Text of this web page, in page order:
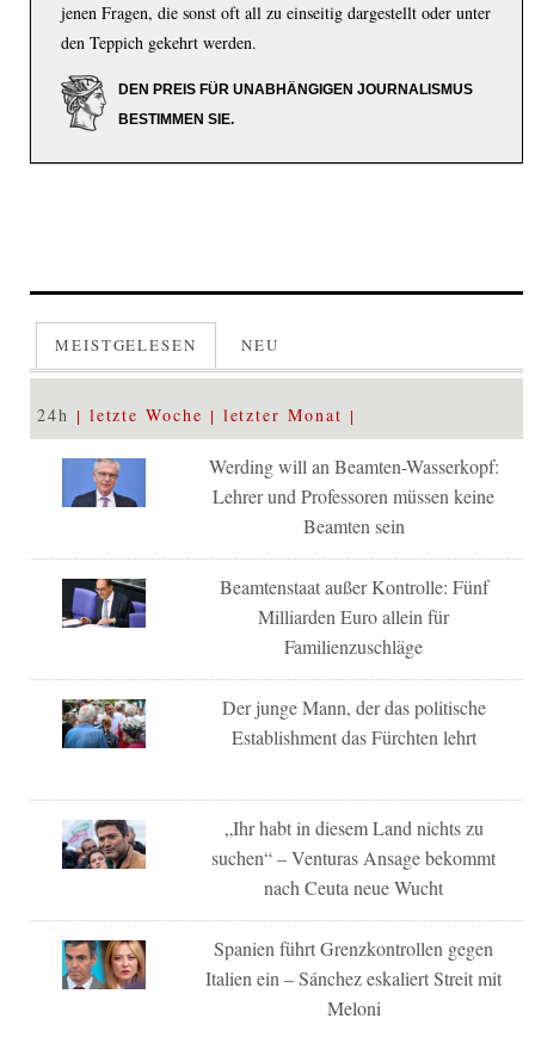
jenen Fragen, die sonst oft all zu einseitig dargestellt oder unter
den Teppich gekehrt werden.
DEN PREIS FÜR UNABHÄNGIGEN JOURNALISMUS
BESTIMMEN SIE.
MEISTGELESEN NEU
24h letzte Woche letzter Monat
Werding will an Beamten-Wasserkopf:
Lehrer und Professoren müssen keine
Beamten sein
Beamtenstaat außer Kontrolle: Fünf
Milliarden Euro allein für
Familienzuschläge
Der junge Mann, der das politische
Establishment das Fürchten lehrt
„Ihr habt in diesem Land nichts zu
suchen“ – Venturas Ansage bekommt
nach Ceuta neue Wucht
Spanien führt Grenzkontrollen gegen
Italien ein – Sánchez eskaliert Streit mit
Meloni